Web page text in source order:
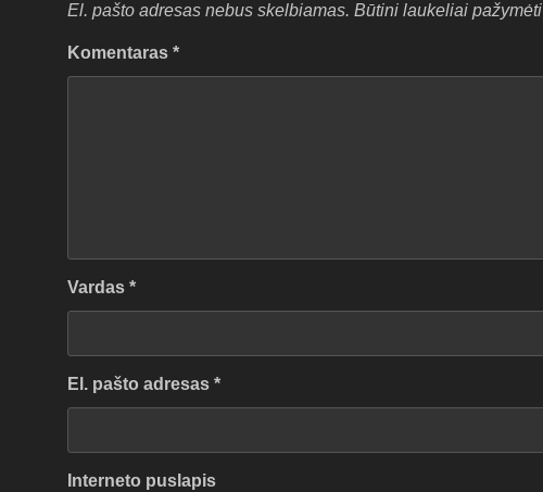
El. pašto adresas nebus skelbiamas. Būtini laukeliai pažymėti
Komentaras *
Vardas *
El. pašto adresas *
Interneto puslapis